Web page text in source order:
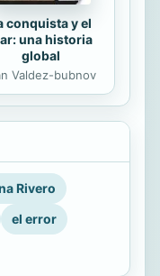
conquista y el
una historia
global
Valdez-bubnov
Rivero
el error